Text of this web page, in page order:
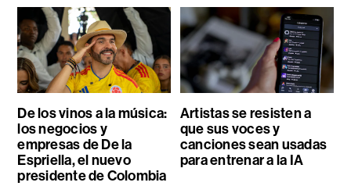
De los vinos a la música:
los negocios y
empresas de De la
Espriella, el nuevo
presidente de Colombia
Artistas se resisten a
que sus voces y
canciones sean usadas
para entrenar a la IA